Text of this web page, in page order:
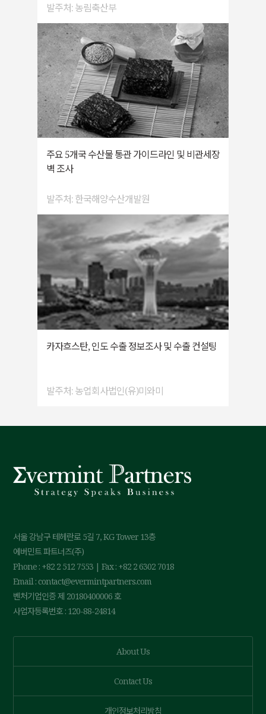
발주처: 농림축산부
주요 5개국 수산물 통관 가이드라인 및 비관세장
벽 조사
발주처: 한국해양수산개발원
카자흐스탄, 인도 수출 정보조사 및 수출 컨설팅
발주처: 농업회사법인(유)미와미
서울 강남구 테헤란로 5길 7, KG Tower 13층
에버민트 파트너즈(주)
Phone : +82 2 512 7553 | Fax : +82 2 6302 7018
Email : contact@evermintpartners.com
벤처기업인증 제 20180400006 호
사업자등록번호 : 120-88-24814
About Us
Contact Us
개인정보처리방침